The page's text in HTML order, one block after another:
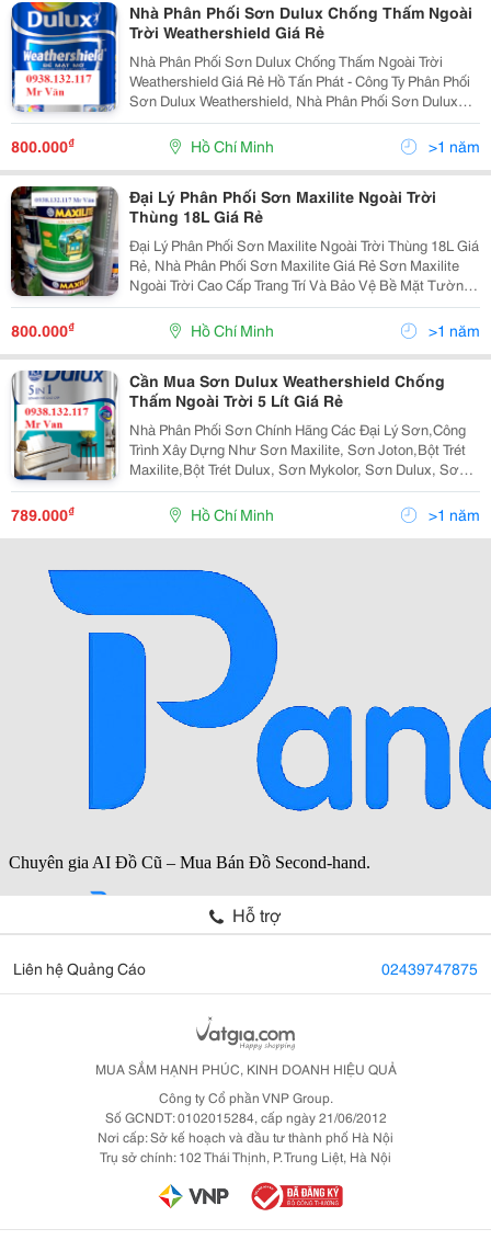
Nhà Phân Phối Sơn Dulux Chống Thấm Ngoài
Trời Weathershield Giá Rẻ
Nhà Phân Phối Sơn Dulux Chống Thấm Ngoài Trời
Weathershield Giá Rẻ Hồ Tấn Phát - Công Ty Phân Phối
Sơn Dulux Weathershield, Nhà Phân Phối Sơn Dulux
Ngọai Thất Weathershield Chống Thấm Giá Tốt Nhất
Tphcm Sơn Nước Cao Cấp Bề Mặt Mờ Weathers
800.000₫ Hồ Chí Minh >1 năm
Đại Lý Phân Phối Sơn Maxilite Ngoài Trời
Thùng 18L Giá Rẻ
Đại Lý Phân Phối Sơn Maxilite Ngoài Trời Thùng 18L Giá
Rẻ, Nhà Phân Phối Sơn Maxilite Giá Rẻ Sơn Maxilite
Ngoài Trời Cao Cấp Trang Trí Và Bảo Vệ Bề Mặt Tường
+ Sơn Maxilite Ngoài Trời (Sơn Ngoại Thất) &Bull; Tính
Năng Nổi Trội Sơn Maxilite Ngoà
800.000₫ Hồ Chí Minh >1 năm
Cần Mua Sơn Dulux Weathershield Chống
Thấm Ngoài Trời 5 Lít Giá Rẻ
Nhà Phân Phối Sơn Chính Hãng Các Đại Lý Sơn,Công
Trình Xây Dựng Như Sơn Maxilite, Sơn Joton,Bột Trét
Maxilite,Bột Trét Dulux, Sơn Mykolor, Sơn Dulux, Sơn
Joton, Sơn Bạch Tuyết, Sơn Joton, Sơn Spec..và Nhiều
Dòng Sơn Khác Quý Khách Có Nhu Cầu Xin L
789.000₫ Hồ Chí Minh >1 năm
Hỗ trợ
Liên hệ Quảng Cáo 02439747875
MUA SẮM HẠNH PHÚC, KINH DOANH HIỆU QUẢ
Công ty Cổ phần VNP Group.
Số GCNDT: 0102015284, cấp ngày 21/06/2012
Nơi cấp: Sở kế hoạch và đầu tư thành phố Hà Nội
Trụ sở chính: 102 Thái Thịnh, P. Trung Liệt, Hà Nội